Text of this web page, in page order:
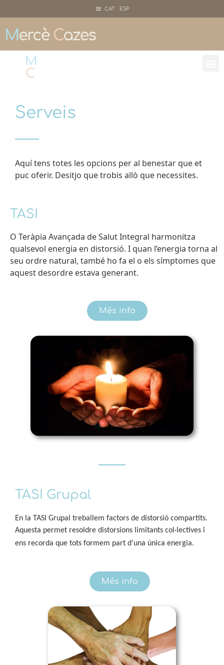
CAT ESP
M
C
Serveis
Aquí tens totes les opcions per al benestar que et
puc oferir. Desitjo que trobis allò que necessites.
TASI
O Teràpia Avançada de Salut Integral harmonitza
qualsevol energia en distorsió. I quan l’energia torna al
seu ordre natural, també ho fa el o els símptomes que
aquest desordre estava generant.
Més info
TASI Grupal
En la TASI Grupal treballem factors de distorsió compartits.
Aquesta permet resoldre distorsions limitants col·lectives i
ens recorda que tots formem part d’una única energia.
Més info